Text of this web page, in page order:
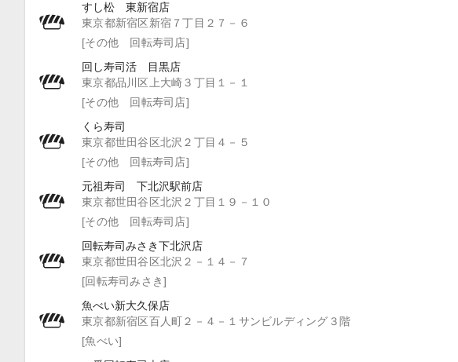
すし松 東新宿店
東京都新宿区新宿７丁目２７－６
[その他 回転寿司店]
回し寿司活 目黒店
東京都品川区上大崎３丁目１－１
[その他 回転寿司店]
くら寿司
東京都世田谷区北沢２丁目４－５
[その他 回転寿司店]
元祖寿司 下北沢駅前店
東京都世田谷区北沢２丁目１９－１０
[その他 回転寿司店]
回転寿司みさき下北沢店
東京都世田谷区北沢２－１４－７
[回転寿司みさき]
魚べい新大久保店
東京都新宿区百人町２－４－１サンビルディング３階
[魚べい]